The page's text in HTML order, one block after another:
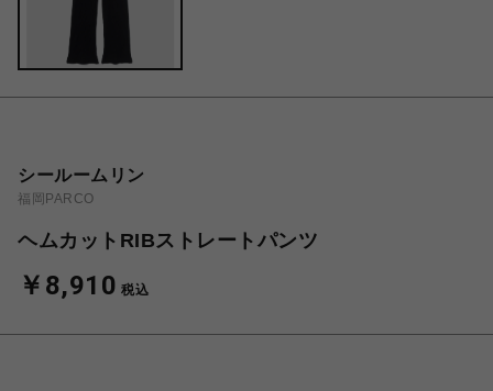
シールームリン
福岡PARCO
ヘムカットRIBストレートパンツ
￥8,910 税込